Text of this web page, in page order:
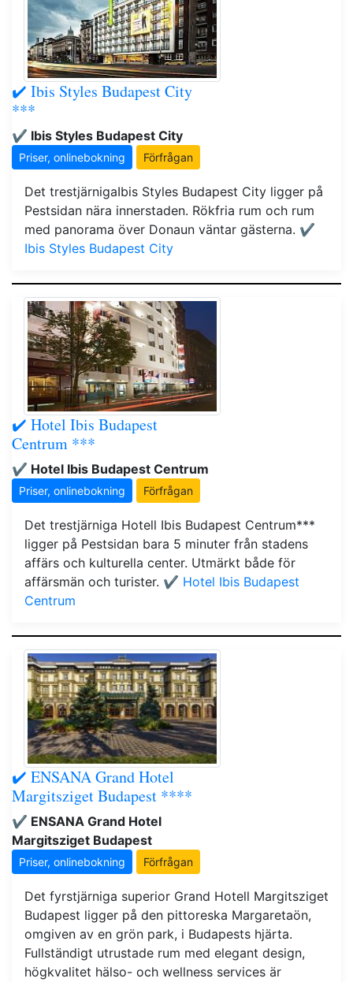
✔️ Ibis Styles Budapest City
***
✔️ Ibis Styles Budapest City
Priser, onlinebokning Förfrågan
Det trestjärnigaIbis Styles Budapest City ligger på
Pestsidan nära innerstaden. Rökfria rum och rum
med panorama över Donaun väntar gästerna. ✔️
Ibis Styles Budapest City
✔️ Hotel Ibis Budapest
Centrum ***
✔️ Hotel Ibis Budapest Centrum
Priser, onlinebokning Förfrågan
Det trestjärniga Hotell Ibis Budapest Centrum***
ligger på Pestsidan bara 5 minuter från stadens
affärs och kulturella center. Utmärkt både för
affärsmän och turister. ✔️ Hotel Ibis Budapest
Centrum
✔️ ENSANA Grand Hotel
Margitsziget Budapest ****
✔️ ENSANA Grand Hotel
Margitsziget Budapest
Priser, onlinebokning Förfrågan
Det fyrstjärniga superior Grand Hotell Margitsziget
Budapest ligger på den pittoreska Margaretaön,
omgiven av en grön park, i Budapests hjärta.
Fullständigt utrustade rum med elegant design,
högkvalitet hälso- och wellness services är